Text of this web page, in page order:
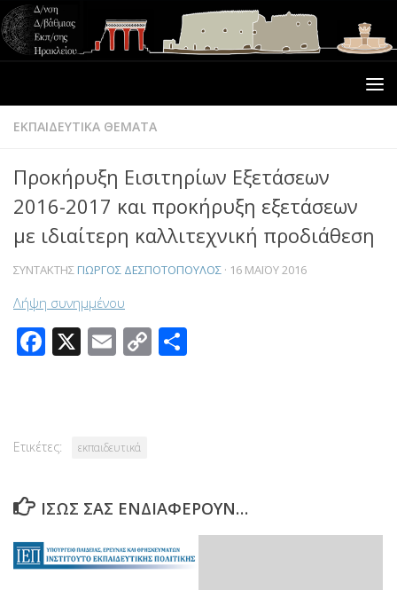
ΕΚΠΑΙΔΕΥΤΙΚΑ ΘΕΜΑΤΑ
Προκήρυξη Εισιτηρίων Εξετάσεων
2016-2017 και προκήρυξη εξετάσεων
με ιδιαίτερη καλλιτεχνική προδιάθεση
ΣΥΝΤΆΚΤΗΣ ΓΙΏΡΓΟΣ ΔΕΣΠΟΤΌΠΟΥΛΟΣ · 16 ΜΑΪ́ΟΥ 2016
Λήψη συνημμένου
Facebook
X Email
Copy
Ετικέτες: εκπαιδευτικά
ΊΣΩΣ ΣΑΣ ΕΝΔΙΑΦΈΡΟΥΝ…